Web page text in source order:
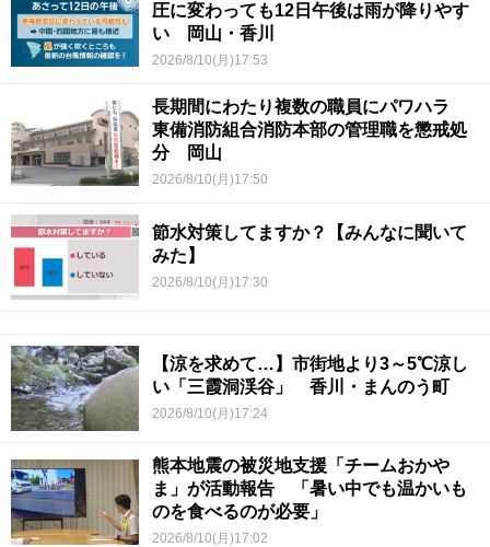
圧に変わっても12日午後は雨が降りやす
い 岡山・香川
2026/8/10(月)17:53
長期間にわたり複数の職員にパワハラ
東備消防組合消防本部の管理職を懲戒処
分 岡山
2026/8/10(月)17:50
節水対策してますか？【みんなに聞いて
みた】
2026/8/10(月)17:30
【涼を求めて…】市街地より3～5℃涼し
い「三霞洞渓谷」 香川・まんのう町
2026/8/10(月)17:24
熊本地震の被災地支援「チームおかや
ま」が活動報告 「暑い中でも温かいも
のを食べるのが必要」
2026/8/10(月)17:02